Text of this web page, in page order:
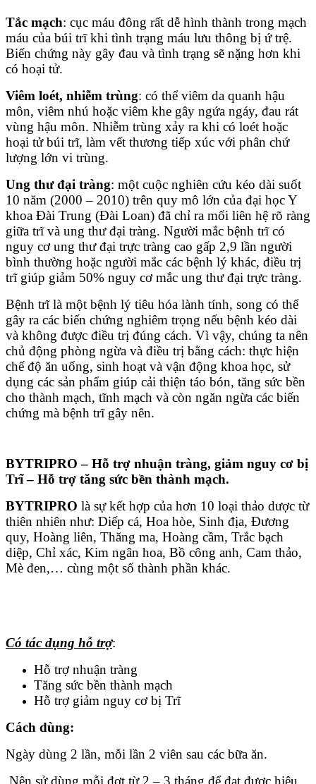
Tắc mạch: cục máu đông rất dễ hình thành trong mạch
máu của búi trĩ khi tình trạng máu lưu thông bị ứ trệ.
Biến chứng này gây đau và tình trạng sẽ nặng hơn khi
có hoại tử.
Viêm loét, nhiễm trùng: có thể viêm da quanh hậu
môn, viêm nhú hoặc viêm khe gây ngứa ngáy, đau rát
vùng hậu môn. Nhiễm trùng xảy ra khi có loét hoặc
hoại tử búi trĩ, làm vết thương tiếp xúc với phân chứ
lượng lớn vi trùng.
Ung thư đại tràng: một cuộc nghiên cứu kéo dài suốt
10 năm (2000 – 2010) trên quy mô lớn của đại học Y
khoa Đài Trung (Đài Loan) đã chỉ ra mối liên hệ rõ ràng
giữa trĩ và ung thư đại tràng. Người mắc bệnh trĩ có
nguy cơ ung thư đại trực tràng cao gấp 2,9 lần người
bình thường hoặc người mắc các bệnh lý khác, điều trị
trĩ giúp giảm 50% nguy cơ mắc ung thư đại trực tràng.
Bệnh trĩ là một bệnh lý tiêu hóa lành tính, song có thể
gây ra các biến chứng nghiêm trọng nếu bệnh kéo dài
và không được điều trị đúng cách. Vì vậy, chúng ta nên
chủ động phòng ngừa và điều trị bằng cách: thực hiện
chế độ ăn uống, sinh hoạt và vận động khoa học, sử
dụng các sản phẩm giúp cải thiện táo bón, tăng sức bền
cho thành mạch, tĩnh mạch và còn ngăn ngừa các biến
chứng mà bệnh trĩ gây nên.
BYTRIPRO – Hỗ trợ nhuận tràng, giảm nguy cơ bị
Trĩ – Hỗ trợ tăng sức bền thành mạch.
BYTRIPRO là sự kết hợp của hơn 10 loại thảo dược từ
thiên nhiên như: Diếp cá, Hoa hòe, Sinh địa, Đương
quy, Hoàng liên, Thăng ma, Hoàng cầm, Trắc bạch
diệp, Chỉ xác, Kim ngân hoa, Bồ công anh, Cam thảo,
Mè đen,… cùng một số thành phần khác.
Có tác dụng hỗ trợ:
Hỗ trợ nhuận tràng
Tăng sức bền thành mạch
Hỗ trợ giảm nguy cơ bị Trĩ
Cách dùng:
Ngày dùng 2 lần, mỗi lần 2 viên sau các bữa ăn.